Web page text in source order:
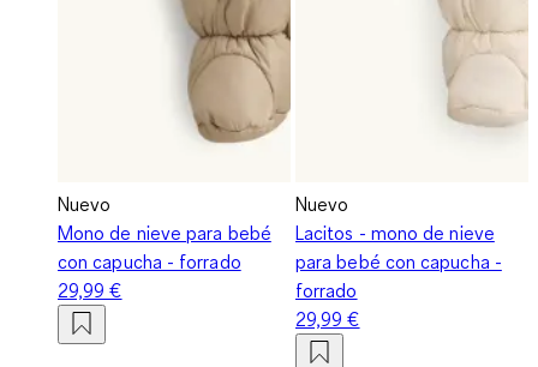
Nuevo
Mono de nieve para bebé
con capucha - forrado
29,99 €
Nuevo
Lacitos - mono de nieve
para bebé con capucha -
forrado
29,99 €